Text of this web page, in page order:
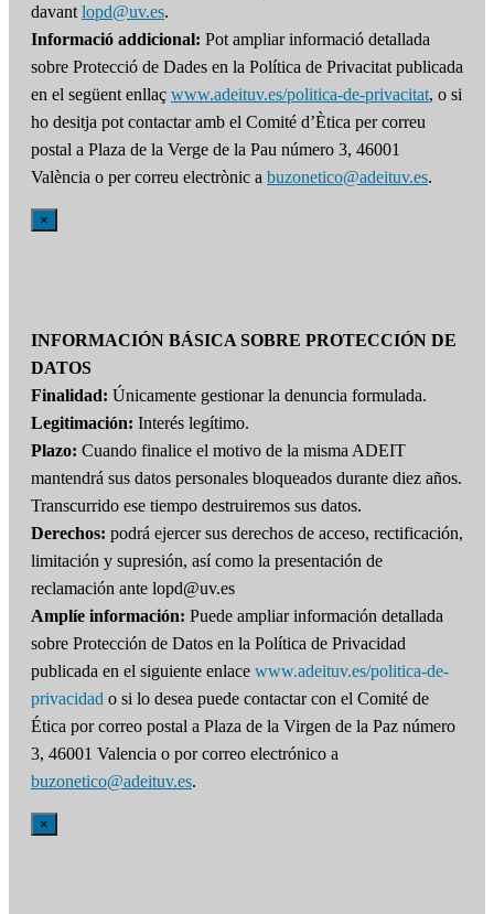
davant lopd@uv.es.
Informació addicional: Pot ampliar informació detallada
sobre Protecció de Dades en la Política de Privacitat publicada
en el següent enllaç www.adeituv.es/politica-de-privacitat, o si
ho desitja pot contactar amb el Comité d’Ètica per correu
postal a Plaza de la Verge de la Pau número 3, 46001
València o per correu electrònic a buzonetico@adeituv.es.
×
INFORMACIÓN BÁSICA SOBRE PROTECCIÓN DE
DATOS
Finalidad: Únicamente gestionar la denuncia formulada.
Legitimación: Interés legítimo.
Plazo: Cuando finalice el motivo de la misma ADEIT
mantendrá sus datos personales bloqueados durante diez años.
Transcurrido ese tiempo destruiremos sus datos.
Derechos: podrá ejercer sus derechos de acceso, rectificación,
limitación y supresión, así como la presentación de
reclamación ante lopd@uv.es
Amplíe información: Puede ampliar información detallada
sobre Protección de Datos en la Política de Privacidad
publicada en el siguiente enlace www.adeituv.es/politica-de-
privacidad o si lo desea puede contactar con el Comité de
Ética por correo postal a Plaza de la Virgen de la Paz número
3, 46001 Valencia o por correo electrónico a
buzonetico@adeituv.es.
×